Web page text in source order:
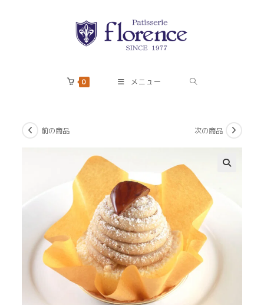
0 メニュー
前の商品 次の商品